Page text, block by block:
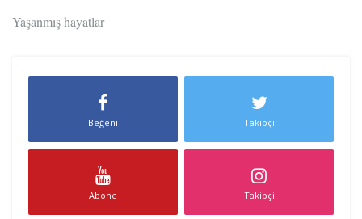
Yaşanmış hayatlar
Beğeni Takipçi
Abone Takipçi